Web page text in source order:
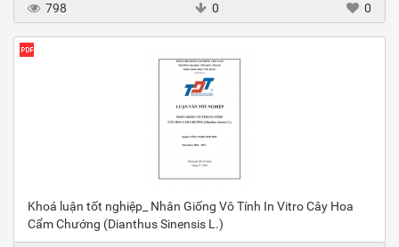
798 0 0
Khoá luận tốt nghiệp_ Nhân Giống Vô Tính In Vitro Cây Hoa
Cẩm Chướng (Dianthus Sinensis L.)